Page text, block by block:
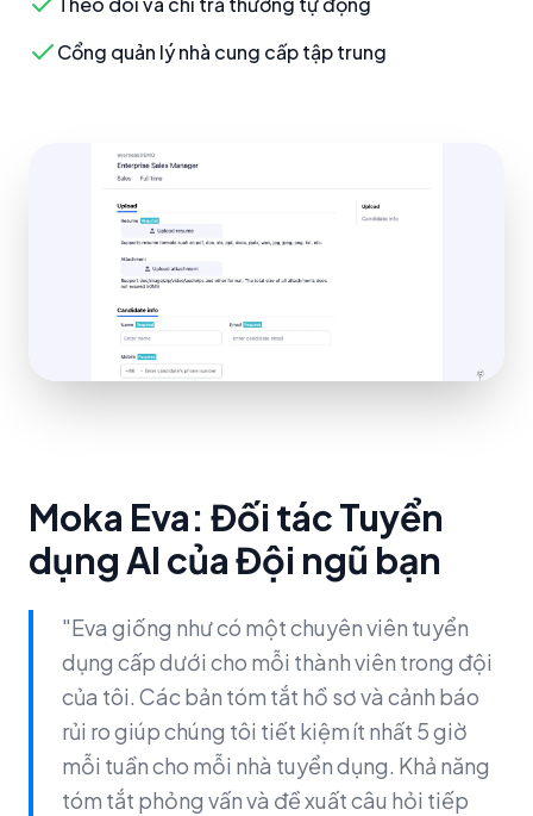
Cổng quản lý nhà cung cấp tập trung
Moka Eva: Đối tác Tuyển
dụng AI của Đội ngũ bạn
"Eva giống như có một chuyên viên tuyển
dụng cấp dưới cho mỗi thành viên trong đội
của tôi. Các bản tóm tắt hồ sơ và cảnh báo
rủi ro giúp chúng tôi tiết kiệm ít nhất 5 giờ
mỗi tuần cho mỗi nhà tuyển dụng. Khả năng
tóm tắt phỏng vấn và đề xuất câu hỏi tiếp